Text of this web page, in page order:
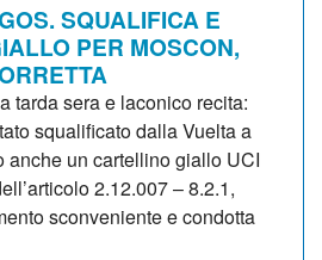
SQUALIFICA E
PER MOSCON,
tarda sera e laconico recita:
squalificato dalla Vuelta a
anche un cartellino giallo UCI
2.12.007 – 8.2.1,
sconveniente e condotta